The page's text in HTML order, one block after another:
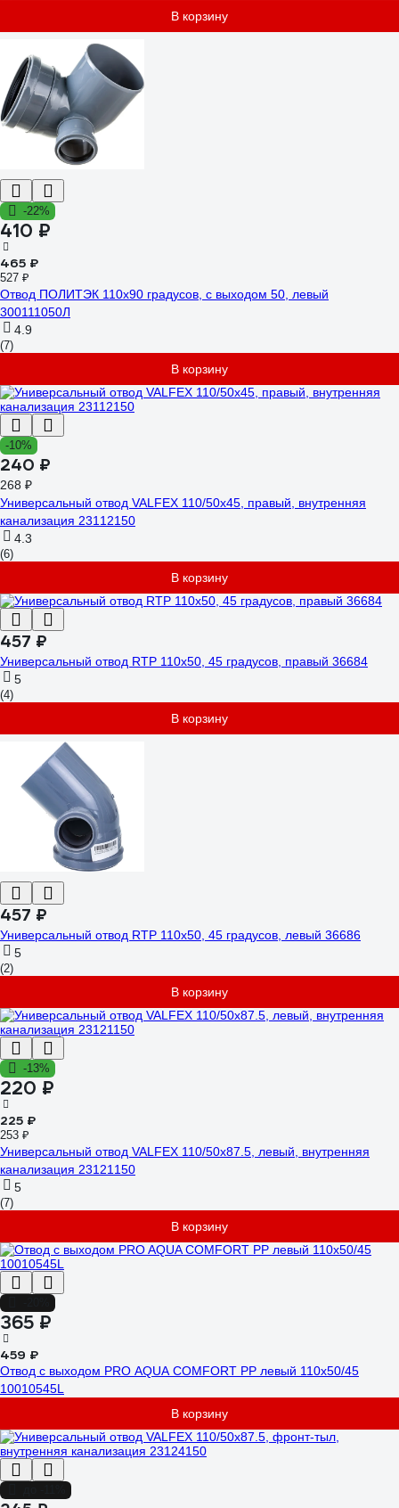
В корзину
-22%
410 ₽
465 ₽
527 ₽
Отвод ПОЛИТЭК 110х90 градусов, с выходом 50, левый
300111050Л
4.9
(7)
В корзину
-10%
240 ₽
268 ₽
Универсальный отвод VALFEX 110/50x45, правый, внутренняя
канализация 23112150
4.3
(6)
В корзину
457 ₽
Универсальный отвод RTP 110х50, 45 градусов, правый 36684
5
(4)
В корзину
457 ₽
Универсальный отвод RTP 110х50, 45 градусов, левый 36686
5
(2)
В корзину
-13%
220 ₽
225 ₽
253 ₽
Универсальный отвод VALFEX 110/50x87.5, левый, внутренняя
канализация 23121150
5
(7)
В корзину
365 ₽
459 ₽
Отвод с выходом PRO AQUA COMFORT PP левый 110x50/45
10010545L
В корзину